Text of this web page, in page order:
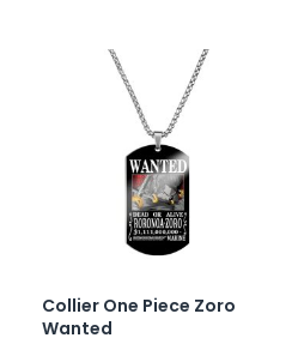
Collier One Piece Zoro
Wanted